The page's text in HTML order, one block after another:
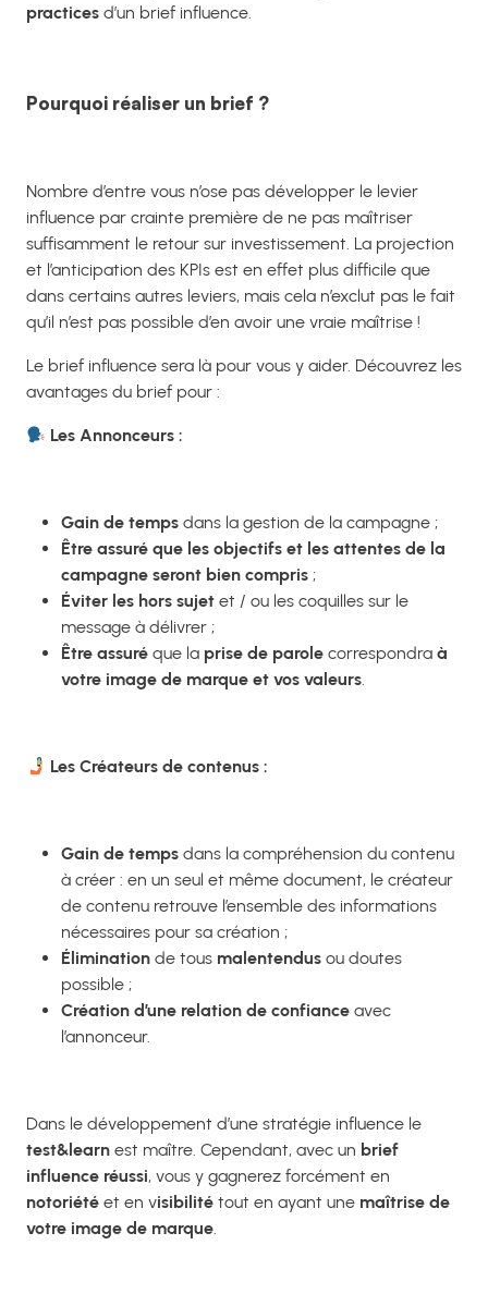
practices d’un brief influence.
Pourquoi réaliser un brief ?
Nombre d’entre vous n’ose pas développer le levier
influence par crainte première de ne pas maîtriser
suffisamment le retour sur investissement. La projection
et l’anticipation des KPIs est en effet plus difficile que
dans certains autres leviers, mais cela n’exclut pas le fait
qu’il n’est pas possible d’en avoir une vraie maîtrise !
Le brief influence sera là pour vous y aider. Découvrez les
avantages du brief pour :
Les Annonceurs :
Gain de temps dans la gestion de la campagne ;
Être assuré que les objectifs et les attentes de la
campagne seront bien compris ;
Éviter les hors sujet et / ou les coquilles sur le
message à délivrer ;
Être assuré que la prise de parole correspondra à
votre image de marque et vos valeurs.
Les Créateurs de contenus :
Gain de temps dans la compréhension du contenu
à créer : en un seul et même document, le créateur
de contenu retrouve l’ensemble des informations
nécessaires pour sa création ;
Élimination de tous malentendus ou doutes
possible ;
Création d’une relation de confiance avec
l’annonceur.
Dans le développement d’une stratégie influence le
test&learn est maître. Cependant, avec un brief
influence réussi, vous y gagnerez forcément en
notoriété et en visibilité tout en ayant une maîtrise de
votre image de marque.